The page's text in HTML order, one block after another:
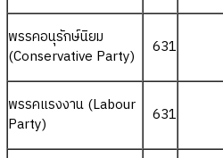
พรรคอนุรักษ์นิยม
(Conservative Party)
631
พรรคแรงงาน (Labour
Party)
631